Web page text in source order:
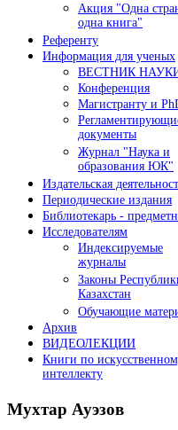
Акция "Одна
одна книга"
Референту
Информация для ученых
ВЕСТНИК
Конференция
Магистранту и
документы
Журнал "Наука и
образования ЮК"
Издательская
Периодические издания
Библиотекарь -
Исследователям
Индексируемые
журналы
Законы
Казахстан
Обучающие
Архив
ВИДЕОЛЕКЦИИ
Книги по
интеллекту
Мухтар Ауэзов